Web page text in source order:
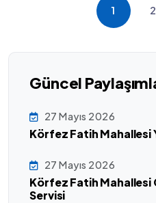
1 2
Güncel
27 Mayıs 2026
Körfez Fatih Mahallesi
27 Mayıs 2026
Körfez Fatih Mahallesi
Servisi